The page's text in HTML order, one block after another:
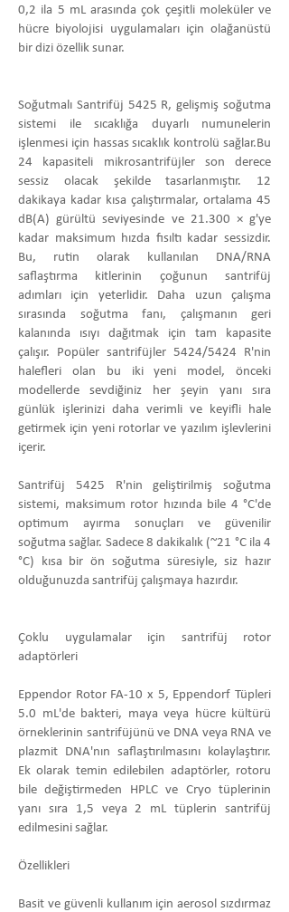
0,2 ila 5 mL arasında çok çeşitli moleküler ve
hücre biyolojisi uygulamaları için olağanüstü
bir dizi özellik sunar.
Soğutmalı Santrifüj 5425 R, gelişmiş soğutma
sistemi ile sıcaklığa duyarlı numunelerin
işlenmesi için hassas sıcaklık kontrolü sağlar.Bu
24 kapasiteli mikrosantrifüjler son derece
sessiz olacak şekilde tasarlanmıştır. 12
dakikaya kadar kısa çalıştırmalar, ortalama 45
dB(A) gürültü seviyesinde ve 21.300 × g'ye
kadar maksimum hızda fısıltı kadar sessizdir.
Bu, rutin olarak kullanılan DNA/RNA
saflaştırma kitlerinin çoğunun santrifüj
adımları için yeterlidir. Daha uzun çalışma
sırasında soğutma fanı, çalışmanın geri
kalanında ısıyı dağıtmak için tam kapasite
çalışır. Popüler santrifüjler 5424/5424 R'nin
halefleri olan bu iki yeni model, önceki
modellerde sevdiğiniz her şeyin yanı sıra
günlük işlerinizi daha verimli ve keyifli hale
getirmek için yeni rotorlar ve yazılım işlevlerini
içerir.
Santrifüj 5425 R'nin geliştirilmiş soğutma
sistemi, maksimum rotor hızında bile 4 °C'de
optimum ayırma sonuçları ve güvenilir
soğutma sağlar. Sadece 8 dakikalık (~21 °C ila 4
°C) kısa bir ön soğutma süresiyle, siz hazır
olduğunuzda santrifüj çalışmaya hazırdır.
Çoklu uygulamalar için santrifüj rotor
adaptörleri
Eppendor Rotor FA-10 x 5, Eppendorf Tüpleri
5.0 mL'de bakteri, maya veya hücre kültürü
örneklerinin santrifüjünü ve DNA veya RNA ve
plazmit DNA'nın saflaştırılmasını kolaylaştırır.
Ek olarak temin edilebilen adaptörler, rotoru
bile değiştirmeden HPLC ve Cryo tüplerinin
yanı sıra 1,5 veya 2 mL tüplerin santrifüj
edilmesini sağlar.
Özellikleri
Basit ve güvenli kullanım için aerosol sızdırmaz